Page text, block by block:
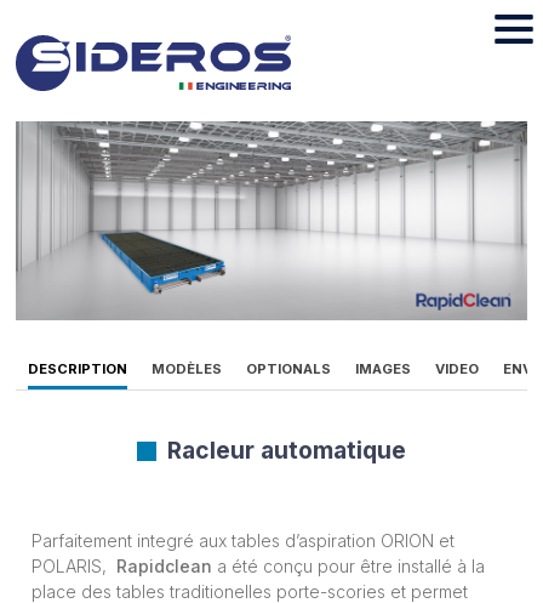
DESCRIPTION MODÈLES OPTIONALS IMAGES VIDEO
Racleur automatique
Parfaitement integré aux tables d’aspiration ORION et
POLARIS, Rapidclean a été conçu pour être installé à la
place des tables traditionelles porte-scories et permet